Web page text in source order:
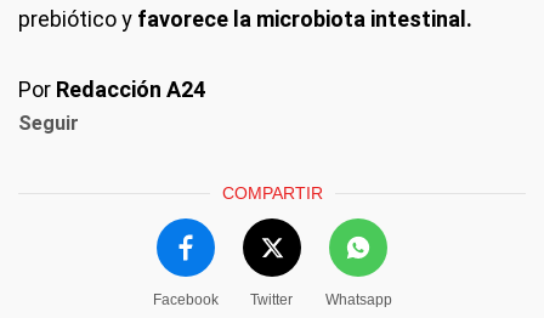
prebiótico y favorece la microbiota intestinal.
Por Redacción A24
Seguir
COMPARTIR
Facebook Twitter Whatsapp